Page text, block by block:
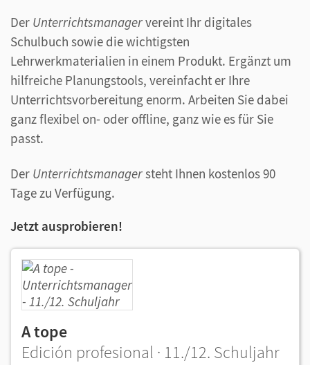
Der Unterrichtsmanagervereint Ihr digitales
Schulbuch sowie die wichtigsten
Lehrwerkmaterialien in einem Produkt. Ergänzt um
hilfreiche Planungstools, vereinfacht er Ihre
Unterrichtsvorbereitung enorm. Arbeiten Sie dabei
ganz flexibel on- oder offline, ganz wie es für Sie
passt.
Der Unterrichtsmanagersteht Ihnen kostenlos 90
Tage zu Verfügung.
Jetzt ausprobieren!
A tope
Edición profesional · 11./12. Schuljahr